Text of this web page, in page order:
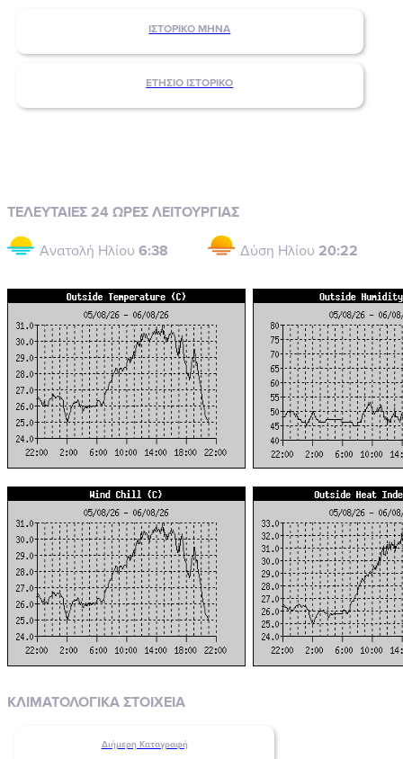
ΙΣΤΟΡΙΚΟ ΜΗΝΑ
ΕΤΗΣΙΟ ΙΣΤΟΡΙΚΟ
ΤΕΛΕΥΤΑΙΕΣ 24 ΩΡΕΣ ΛΕΙΤΟΥΡΓΙΑΣ
Ανατολή Ηλίου 6:38 Δύση Ηλίου 20:22
ΚΛΙΜΑΤΟΛΟΓΙΚΑ ΣΤΟΙΧΕΙΑ
Διήμερη Καταγραφή